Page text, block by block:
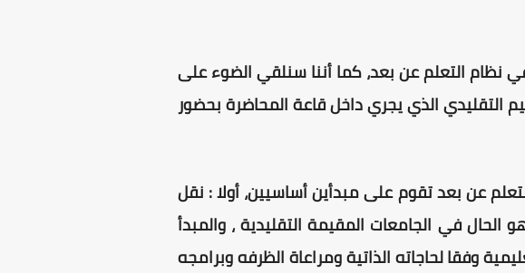
نظام التعلم عن بعد، كما أننا سنلقي الضوء على
التقليدي الذي يجري داخل قاعة المحاضرة بحضور
عن بعد تقوم على مبدأين أساسيين، أولا : نقل
في الجامعات المقيمة التقليدية ، والمبدأ
وفقا لحاجاته الذاتية ومراعاة الظرفه وبرامجه